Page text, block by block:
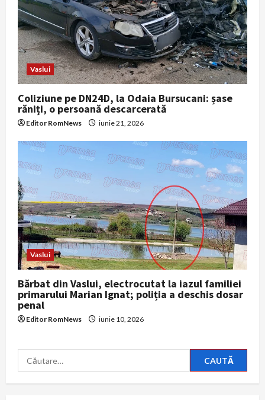
Vaslui
Coliziune pe DN24D, la Odaia Bursucani: șase
răniți, o persoană descarcerată
Editor RomNews iunie 21, 2026
Vaslui
Bărbat din Vaslui, electrocutat la iazul familiei
primarului Marian Ignat; poliția a deschis dosar
penal
Editor RomNews iunie 10, 2026
Caută
după: